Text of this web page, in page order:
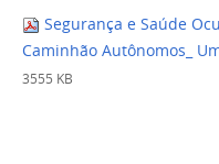
Segurança e Saúde
Caminhão Autônomos_
3555 KB